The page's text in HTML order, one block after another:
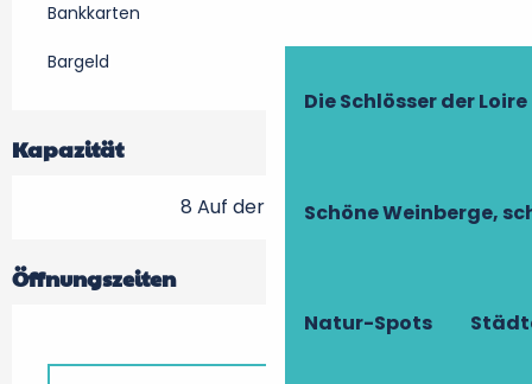
Die Schlösser der Loire
Schöne Weinberge,
Natur-Spots
Bankkarten
Bargeld
Kapazität
8 Auf der Terrasse
Öffnungszeiten